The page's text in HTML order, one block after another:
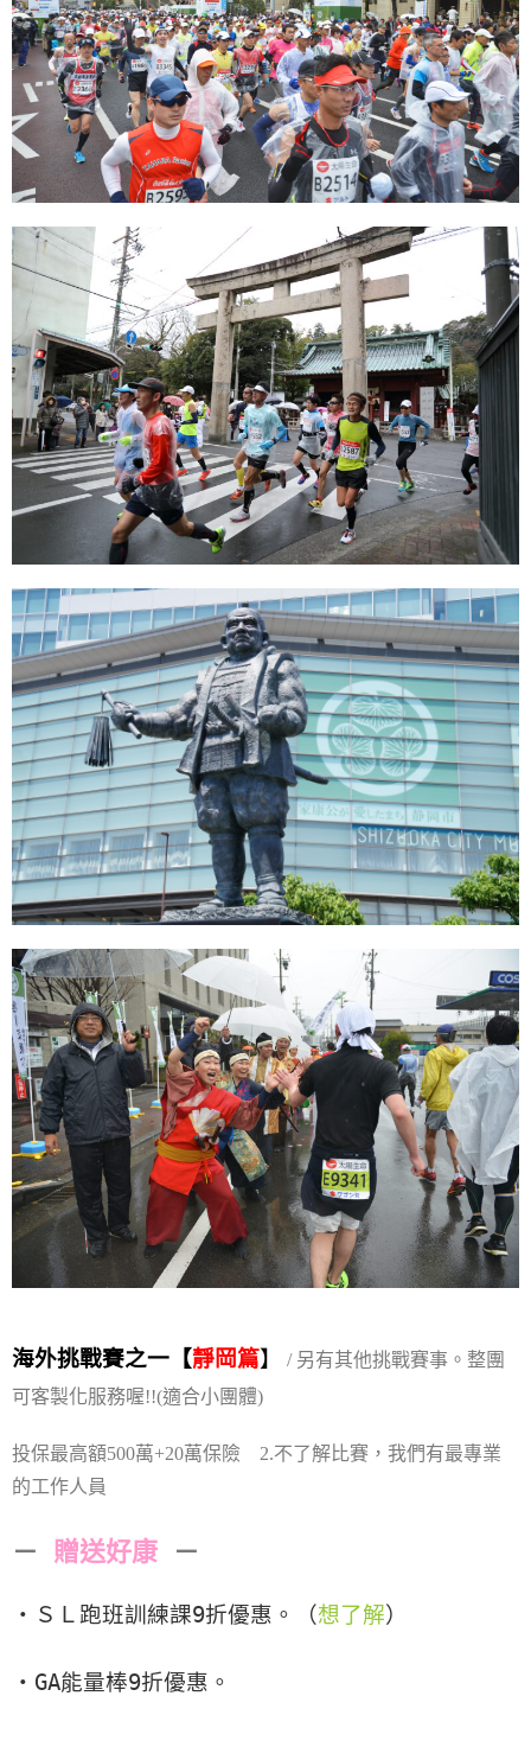
海外挑戰賽之一【靜岡篇】
/ 另有其他挑戰賽事。整團
可客製化服務喔!!(適合小團體)
投保最高額500萬+20萬保險 2.不了解比賽，我們有最專業
的工作人員
－ 贈送好康 －
・ ＳＬ跑班訓練課9折優惠。（想了解）
・GA能量棒9折優惠。